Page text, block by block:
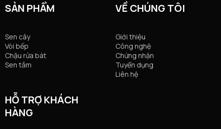
SẢN PHẨM
Sen cây
Vòi bếp
Chậu rửa bát
Sen tắm
VỀ CHÚNG TÔI
Giới thiệu
Công nghệ
Chứng nhận
Tuyển dụng
Liên hệ
HỖ TRỢ KHÁCH
HÀNG